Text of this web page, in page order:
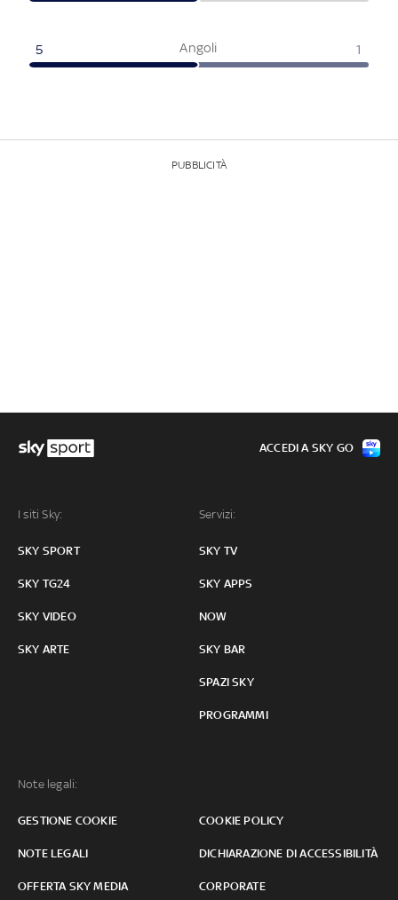
Angoli
5 1
PUBBLICITÀ
I siti Sky:
SKY SPORT
SKY TG24
SKY VIDEO
SKY ARTE
Servizi:
SKY TV
SKY APPS
NOW
SKY BAR
SPAZI SKY
PROGRAMMI
Note legali:
GESTIONE COOKIE COOKIE POLICY
NOTE LEGALI DICHIARAZIONE DI ACCESSIBILITÀ
OFFERTA SKY MEDIA CORPORATE
ACCEDI A SKY GO